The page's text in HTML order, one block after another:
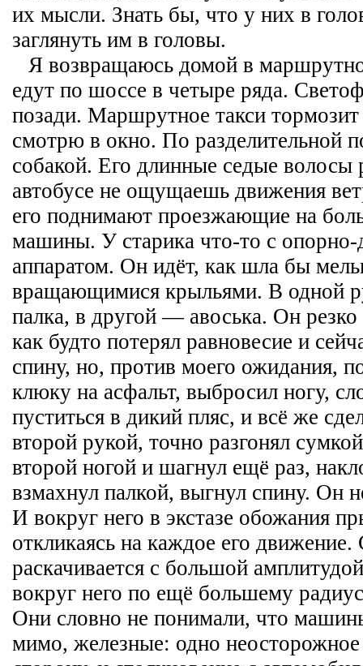
их мысли. Знать бы, что у них в
заглянуть им в головы.
Я возвращаюсь домой в
едут по шоссе в четыре ряда.
позади. Маршрутное такси
смотрю в окно. По разделительной
собакой. Его длинные седые волосы
автобусе не ощущаешь движения
его поднимают проезжающие на
машины. У старика что-то с опорно-
аппаратом. Он идёт, как шла бы
вращающимися крыльями. В одной
палка, в другой — авоська. Он резко
как будто потерял равновесие и
спину, но, против моего ожидания,
клюку на асфальт, выбросил ногу,
пуститься в дикий пляс, и всё же
второй рукой, точно разгонял
второй ногой и шагнул ещё раз,
взмахнул палкой, выгнул спину. Он
И вокруг него в экстазе обожания
откликаясь на каждое его движение.
раскачивается с большой
вокруг него по ещё большему
Они словно не понимали, что
мимо, железные: одно неосторожное